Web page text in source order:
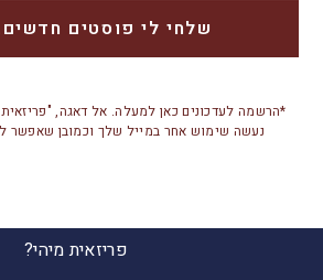
*הרשמה לעדכונים כאן למעלה. אל דאגה,
נעשה שימוש אחר במייל שלך וכמובן שאפשר
פריזאית מיהי?